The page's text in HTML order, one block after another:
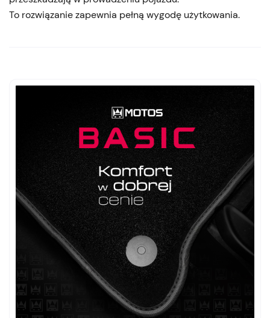
To rozwiązanie zapewnia pełną wygodę użytkowania.